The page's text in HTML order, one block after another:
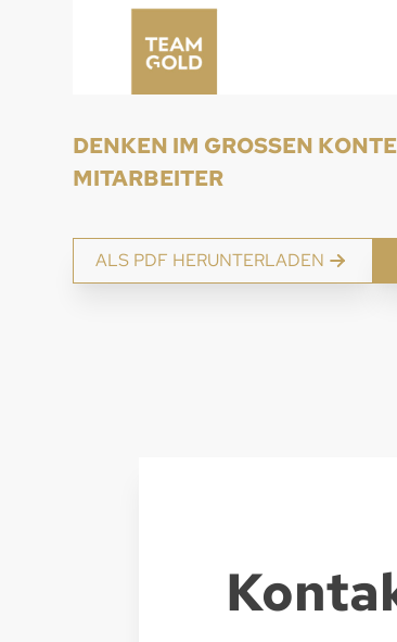
DENKEN IM GROSSEN
ITARBEITER
ALS PDF HERUNTERLADEN